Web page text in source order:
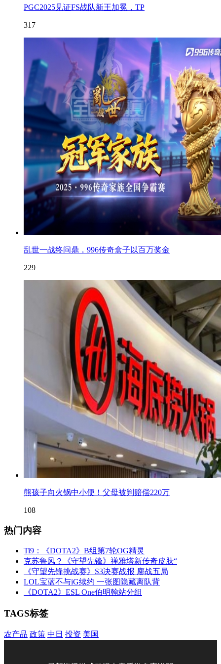
PGC2025见证FS战队新王加冕，TP
317
乱世一战终问鼎，996传奇盒子以百万奖金
229
熊孩子向火锅中小便！父母被判赔偿220万
108
热门内容
Ti9：《DOTA2》B组第7轮OG精灵
克苏鲁风？《守望先锋》禅雅塔新传奇皮肤“
《守望先锋挑战赛》S3决赛战报 鏖战五局
LOL宝蓝不与iG续约 一张图隐藏离队背
《DOTA2》ESL One伯明翰站分组
TAGS标签
农产品 政策 中日 投资 美国